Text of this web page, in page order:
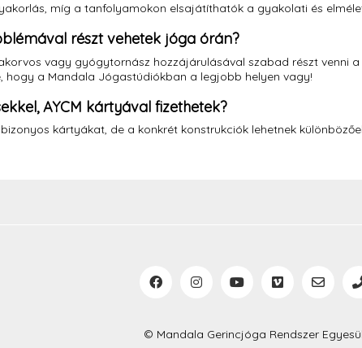
míg a tanfolyamokon elsajátíthatók a gyakolati és
részt vehetek jóga órán?
vagy gyógytornász hozzájárulásával szabad részt venni
hogy a Mandala Jógastúdiókban a legjobb helyen vagy!
AYCM kártyával fizethetek?
kártyákat, de a konkrét konstrukciók lehetnek
© Mandala Gerincjóga Rendszer